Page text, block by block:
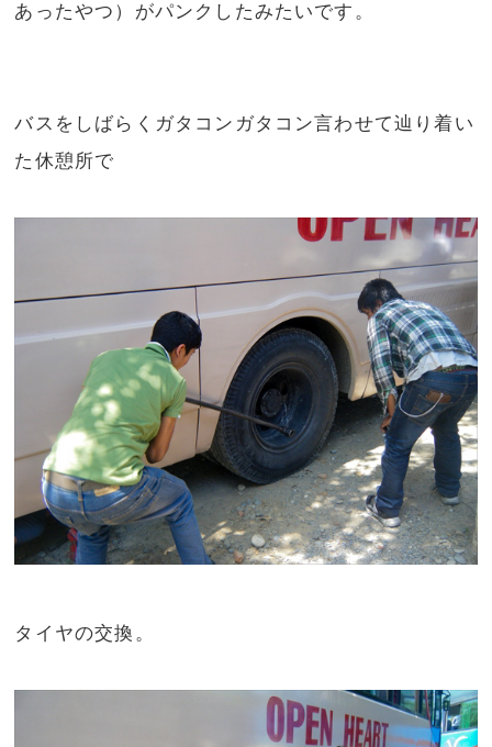
あったやつ）がパンクしたみたいです。
バスをしばらくガタコンガタコン言わせて辿り着い
た休憩所で
タイヤの交換。